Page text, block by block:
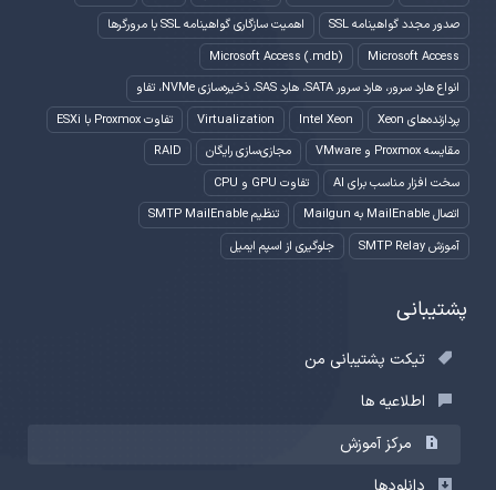
صدور مجدد گواهینامه SSL
اهمیت سازگاری گواهینامه SSL با مرورگرها
Microsoft Access
Microsoft Access (.mdb)
انواع هارد سرور، هارد سرور SATA، هارد SAS، ذخیره‌سازی NVMe، تفاو
پردازنده‌های Xeon
Intel Xeon
Virtualization
تفاوت Proxmox با ESXi
مقایسه Proxmox و VMware
مجازی‌سازی رایگان
RAID
سخت افزار مناسب برای AI
تفاوت GPU و CPU
اتصال MailEnable به Mailgun
تنظیم SMTP MailEnable
آموزش SMTP Relay
جلوگیری از اسپم ایمیل
پشتیبانی
تیکت پشتیبانی من
اطلاعیه ها
مرکز آموزش